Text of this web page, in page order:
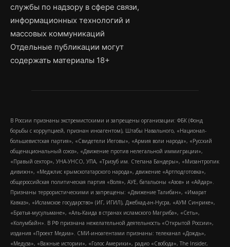
службы по надзору в сфере связи,
информационных технологий и
массовых коммуникаций
Отдельные публикации могут
содержать материалы 18+
В России признаны экстремистскими и запрещены организации: ФБК (Фонд
борьбы с коррупцией, признан иноагентом), Штабы Навального, «Национал-
большевистская партия», «Свидетели Иеговы», «Армия воли народа», «Русский
общенациональный союз», «Движение против нелегальной иммиграции»,
«Правый сектор», УНА-УНСО, УПА, «Тризуб им. Степана Бандеры», «Мизантропик
дивижн», «Меджлис крымскотатарского народа», движение «Артподготовка»,
общероссийская политическая партия «Воля», АУЕ, батальоны «Азов» и «Айдар».
Признаны террористическими и запрещены: «Движение Талибан», «Имарат
Кавказ», «Исламское государство» (ИГ, ИГИЛ), Джебхад-ан-Нусра, «АУМ Синрике»,
«Братья-мусульмане», «Аль-Каида в странах исламского Магриба», «Сеть»,
«Колумбайн». В РФ признана нежелательной деятельность «Открытой России»,
издания «Проект Медиа». СМИ-иноагентами признаны: телеканал «Дождь»,
«Медуза», «Важные истории», «Голос Америки», радио «Свобода», The Insider,